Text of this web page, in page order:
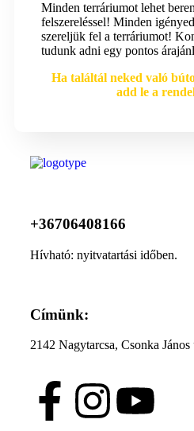
Minden terráriumot lehet
felszereléssel! Minden
szereljük fel a terráriumot!
tudunk adni egy pontos
Ha találtál neked való
add le a
+36706408166
Hívható: nyitvatartási időben.
Címünk:
2142 Nagytarcsa, Csonka